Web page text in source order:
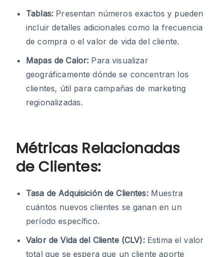
Tablas: Presentan números exactos y pueden
incluir detalles adicionales como la frecuencia
de compra o el valor de vida del cliente.
Mapas de Calor: Para visualizar
geográficamente dónde se concentran los
clientes, útil para campañas de marketing
regionalizadas.
Métricas Relacionadas
de Clientes:
Tasa de Adquisición de Clientes:Muestra
cuántos nuevos clientes se ganan en un
período específico.
Valor de Vida del Cliente (CLV):Estima el valor
total que se espera que un cliente aporte